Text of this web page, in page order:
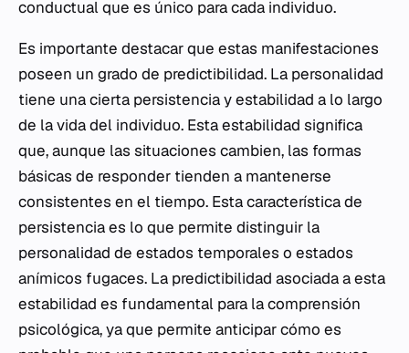
conductual que es único para cada individuo.
Es importante destacar que estas manifestaciones
poseen un grado de predictibilidad. La personalidad
tiene una cierta persistencia y estabilidad a lo largo
de la vida del individuo. Esta estabilidad significa
que, aunque las situaciones cambien, las formas
básicas de responder tienden a mantenerse
consistentes en el tiempo. Esta característica de
persistencia es lo que permite distinguir la
personalidad de estados temporales o estados
anímicos fugaces. La predictibilidad asociada a esta
estabilidad es fundamental para la comprensión
psicológica, ya que permite anticipar cómo es